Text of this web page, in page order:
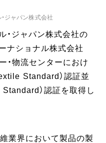
ジャパン株式会社
・ジャパン株式会社の
ナショナル株式会社
・物流センターにおけ
Standard）認証並
）認証を取得し
業界において製品の製